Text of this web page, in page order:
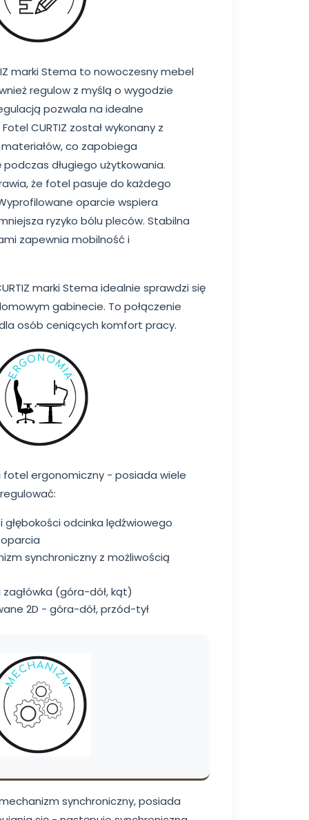
marki Stema to nowoczesny mebel
regulow z myślą o wygodzie
pozwala na idealne
CURTIZ został wykonany z
co zapobiega
długiego użytkowania.
że fotel pasuje do każdego
oparcie wspiera
ryzyko bólu pleców. Stabilna
zapewnia mobilność i
marki Stema idealnie sprawdzi się
gabinecie. To połączenie
osób ceniących komfort pracy.
fotel ergonomiczny - posiada wiele
głębokości odcinka lędźwiowego
synchroniczny z możliwością
(góra-dół, kąt)
2D - góra-dół, przód-tył
synchroniczny, posiada